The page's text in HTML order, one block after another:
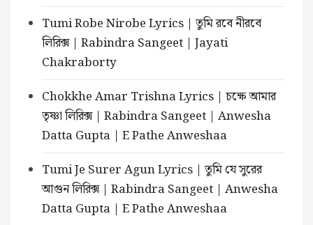
Tumi Robe Nirobe Lyrics | তুমি রবে নীরবে
লিরিক্স | Rabindra Sangeet | Jayati
Chakraborty
Chokkhe Amar Trishna Lyrics | চক্ষে আমার
তৃষ্ণা লিরিক্স | Rabindra Sangeet | Anwesha
Datta Gupta | E Pathe Anweshaa
Tumi Je Surer Agun Lyrics | তুমি যে সুরের
আগুন লিরিক্স | Rabindra Sangeet | Anwesha
Datta Gupta | E Pathe Anweshaa